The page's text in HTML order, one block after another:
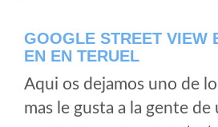
GOOGLE STREET VIEW
EN EN TERUEL
Aqui os dejamos uno de
mas le gusta a la gente de